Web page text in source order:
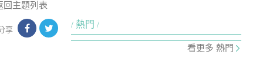
回主題列表
享
熱門
看更多 熱門